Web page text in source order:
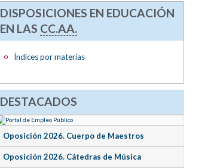
DISPOSICIONES EN EDUCACIÓN
EN LAS CC.AA.
Índices por materias
DESTACADOS
Oposición 2026. Cuerpo de Maestros
Oposición 2026. Cátedras de Música